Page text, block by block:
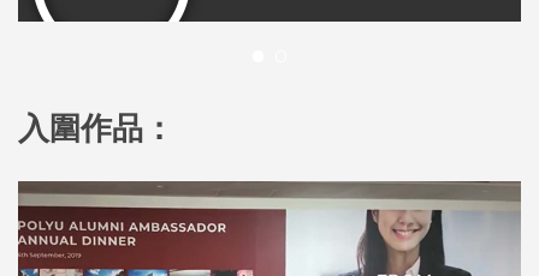
入圍作品：